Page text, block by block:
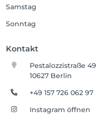
Samstag
Sonntag
Kontakt
Pestalozzistraße 49
10627 Berlin
+49 157 726 062 97
Instagram öffnen